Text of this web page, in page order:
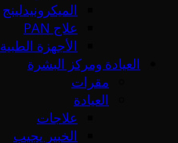
الميكرونيدلينج
علاج PAN
الأجهزة الطبية
العيادة ومركز البشرة
مقرات
العيادة
علاجات
الخبير يجيب